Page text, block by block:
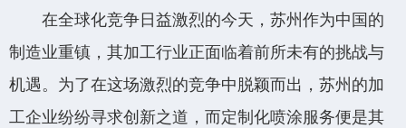
在全球化竞争日益激烈的今天，苏州作为中国的
制造业重镇，其加工行业正面临着前所未有的挑战与
机遇。为了在这场激烈的竞争中脱颖而出，苏州的加
工企业纷纷寻求创新之道，而定制化喷涂服务便是其